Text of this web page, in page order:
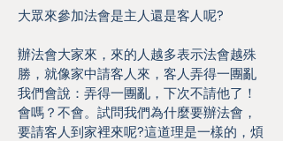
大眾來參加法會是主人還是客人呢?
辦法會大家來，來的人越多表示法會越殊
勝，就像家中請客人來，客人弄得一團亂
我們會說：弄得一團亂，下次不請他了！
會嗎？不會。試問我們為什麼要辦法會，
要請客人到家裡來呢?這道理是一樣的，煩